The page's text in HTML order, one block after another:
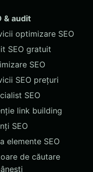
& audit
optimizare SEO
SEO gratuit
SEO
SEO prețuri
SEO
link building
SEO
elemente SEO
de căutare